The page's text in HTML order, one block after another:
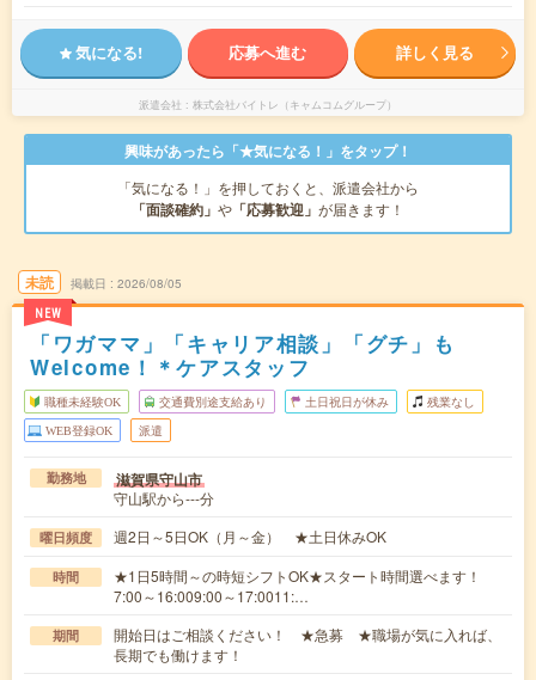
気になる! 応募へ進む 詳しく見る
派遣会社 株式会社バイトレ（キャムコムグループ）
興味があったら「★気になる！」をタップ！
「気になる！」を押しておくと、派遣会社から
「面談確約」 や 「応募歓迎」 が届きます！
未読
NEW
掲載日 2026/08/05
「ワガママ」「キャリア相談」「グチ」も
Welcome！＊ケアスタッフ
職種未経験OK 交通費別途支給あり 土日祝日が休み 残業なし
WEB登録OK 派遣
勤務地 滋賀県守山市
守山駅から---分
曜日頻度 週2日～5日OK（月～金） ★土日休みOK
時間
★1日5時間～の時短シフトOK★スタート時間選べます！
7:00～16:009:00～17:0011:…
期間
開始日はご相談ください！ ★急募 ★職場が気に入れば、
長期でも働けます！